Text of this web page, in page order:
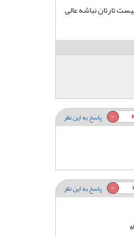
تارتان نباشه عالی
پاسخ به این نظر
پاسخ به این نظر